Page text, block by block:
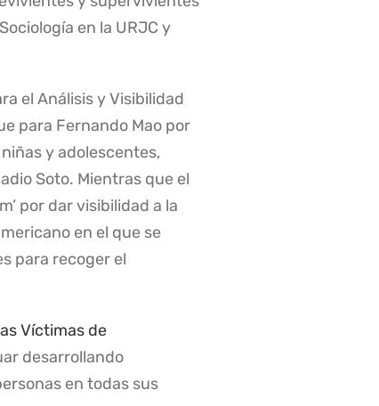
en la URJC y
el Análisis y Visibilidad
para Fernando Mao por
y adolescentes,
Soto. Mientras que el
por dar visibilidad a la
en el que se
para recoger el
Víctimas de
desarrollando
en todas sus